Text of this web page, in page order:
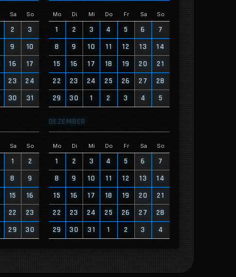
Sa So
2
3
9
10
16
17
23
24
30 31
Mo Di Mi Do Fr Sa So
1 2 3 4 5 6
7
8
9 10 11 12 13
14
15
16 17 18 19 20
21
22
23 24 25 26 27
28
29
30 1 2 3 4 5
Sa So
1
2
8
9
15
16
22
23
29 30
DEZEMBER
Mo Di Mi Do Fr Sa So
1 2 3 4 5 6
7
8
9 10 11 12 13
14
15
16 17 18 19 20
21
22
23 24 25 26 27
28
29
30 31 1 2 3 4